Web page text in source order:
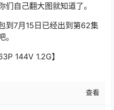
自己翻大图就知道了。
到7月15日已经出到第62集
144V 1.2G】
查看